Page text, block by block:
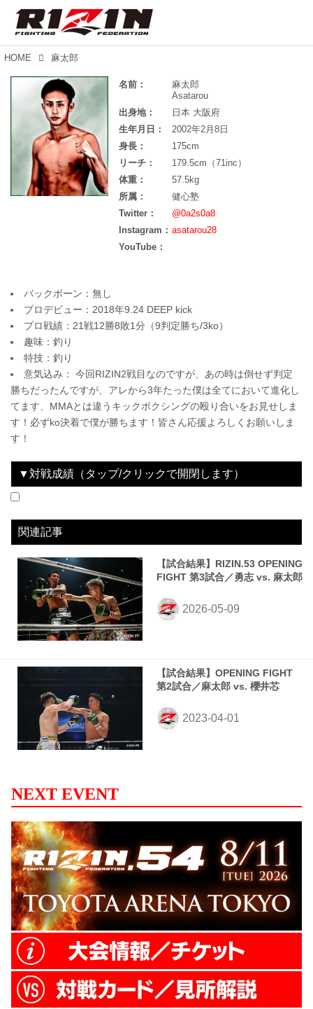
HOME 麻太郎
名前：
麻太郎
Asatarou
出身地：
日本 大阪府
生年月日：
2002年2月8日
身長：
175cm
リーチ：
179.5cm（71inc）
体重：
57.5kg
所属：
健心塾
Twitter：
@0a2s0a8
Instagram： asatarou28
YouTube：
バックボーン：無し
プロデビュー：2018年9.24 DEEP kick
プロ戦績：21戦12勝8敗1分（9判定勝ち/3ko）
趣味：釣り
特技：釣り
意気込み： 今回RIZIN2戦目なのですが、あの時は倒せず判定
勝ちだったんですが、アレから3年たった僕は全てにおいて進化し
てます、MMAとは違うキックボクシングの殴り合いをお見せしま
す！必ずko決着で僕が勝ちます！皆さん応援よろしくお願いしま
す！
▼対戦成績（タップ/クリックで開閉します）
関連記事
【試合結果】RIZIN.53 OPENING
FIGHT 第3試合／勇志 vs. 麻太郎
【試合結果】OPENING FIGHT
第2試合／麻太郎 vs. 櫻井芯
NEXT EVENT